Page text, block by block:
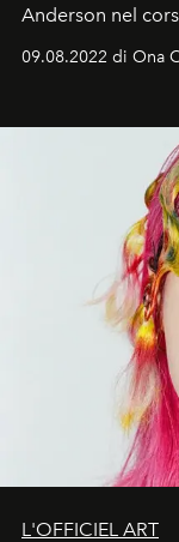
Anderson nel
09.08.2022 di Ona
L'OFFICIEL ART